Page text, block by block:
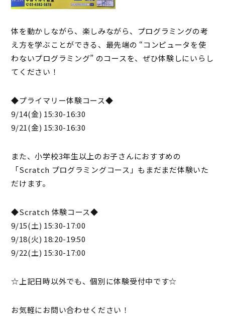
体を動かしながら、楽しみながら、プログラミングの考
え方を学ぶことができる、最先端の “コンピュータを使
わないプログラミング” のコースを、ぜひ体験しにいらし
てください！
◆プライマリー体験コース◆
9/14(金) 15:30-16:30
9/21(金) 15:30-16:30
また、小学校3年生以上のお子さんにおすすめの
「Scratch プログラミングコース」もまだまだ体験いた
だけます。
◆Scratch 体験コース◆
9/15(土) 15:30-17:00
9/18(火) 18:20-19:50
9/22(土) 15:30-17:00
☆上記日時以外でも、個別に体験受付中です☆
お気軽にお問い合わせください！